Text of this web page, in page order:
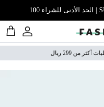
الحساب
من 299 ريال